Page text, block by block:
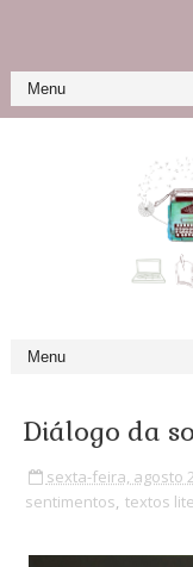
Diálogo da
sexta-feira, agosto
sentimentos, textos